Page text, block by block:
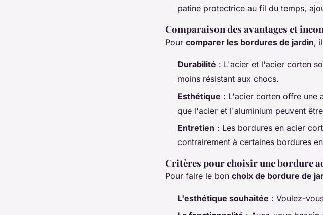
patine protectrice au fil du temps,
Comparaison des avantages et
Pour comparer les bordures de jardin,
Durabilité : L'acier et l'acier corten
moins résistant aux chocs.
Esthétique : L'acier corten offre une
que l'acier et l'aluminium peuvent
Entretien : Les bordures en acier
contrairement à certaines bordures
Critères pour choisir une bordure
Pour faire le bon choix de bordure de
L'esthétique souhaitée : Voulez-